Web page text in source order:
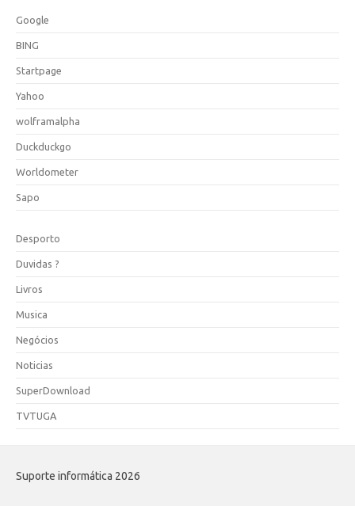
Google
BING
Startpage
Yahoo
wolframalpha
Duckduckgo
Worldometer
Sapo
Desporto
Duvidas ?
Livros
Musica
Negócios
Noticias
SuperDownload
TVTUGA
Suporte informática 2026